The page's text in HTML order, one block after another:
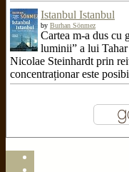
Istanbul Istanbul
by Burhan Sönmez
Cartea m-a dus cu
luminii” a lui
Nicolae Steinhardt prin
concentraționar este